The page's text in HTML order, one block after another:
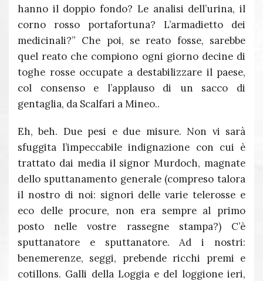
hanno il doppio fondo? Le analisi dell’urina, il
corno rosso portafortuna? L’armadietto dei
medicinali?” Che poi, se reato fosse, sarebbe
quel reato che compiono ogni giorno decine di
toghe rosse occupate a destabilizzare il paese,
col consenso e l’applauso di un sacco di
gentaglia, da Scalfari a Mineo..
Eh, beh. Due pesi e due misure. Non vi sarà
sfuggita l’impeccabile indignazione con cui è
trattato dai media il signor Murdoch, magnate
dello sputtanamento generale (compreso talora
il nostro di noi: signori delle varie telerosse e
eco delle procure, non era sempre al primo
posto nelle vostre rassegne stampa?) C’è
sputtanatore e sputtanatore. Ad i nostri:
benemerenze, seggi, prebende ricchi premi e
cotillons. Galli della Loggia e del loggione ieri,